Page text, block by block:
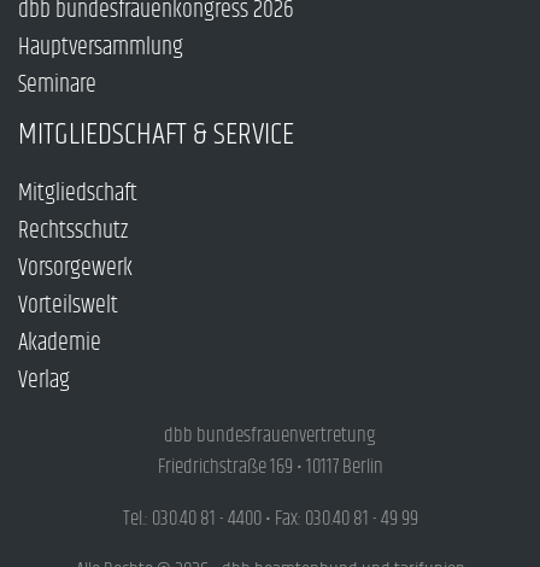
dbb bundesfrauenkongress 2026
Hauptversammlung
Seminare
MITGLIEDSCHAFT & SERVICE
Mitgliedschaft
Rechtsschutz
Vorsorgewerk
Vorteilswelt
Akademie
Verlag
dbb bundesfrauenvertretung
Friedrichstraße 169 • 10117 Berlin
Tel.: 030.40 81 - 4400 • Fax: 030.40 81 - 49 99